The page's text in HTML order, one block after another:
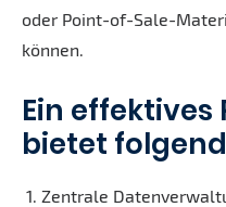
oder Point-of-Sale-
können.
Ein effektives
bietet
Zentrale